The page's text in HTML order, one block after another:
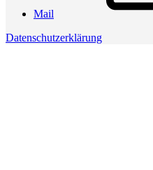
Mail
Datenschutzerklärung